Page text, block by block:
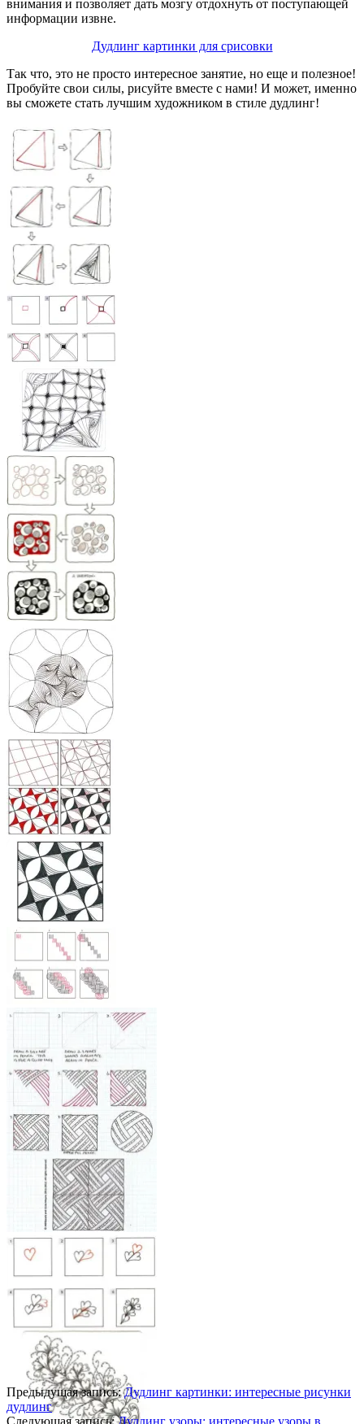
внимания и позволяет дать мозгу отдохнуть от поступающей
информации извне.
Дудлинг картинки для срисовки
Так что, это не просто интересное занятие, но еще и полезное!
Пробуйте свои силы, рисуйте вместе с нами! И может, именно
вы сможете стать лучшим художником в стиле дудлинг!
Предыдущая запись:Дудлинг картинки: интересные рисунки
дудлинг
Следующая запись:Дудлинг узоры: интересные узоры в